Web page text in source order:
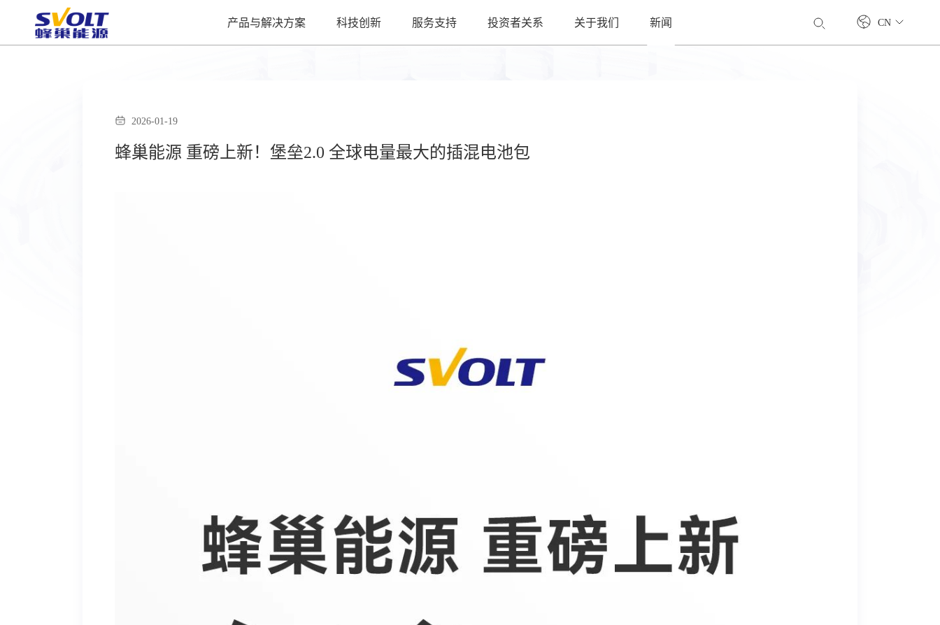
产品与解决方案 科技创新 服务支持 投资者关系 关于我们 新闻 CN
2026-01-19
蜂巢能源 重磅上新！堡垒2.0 全球电量最大的插混电池包